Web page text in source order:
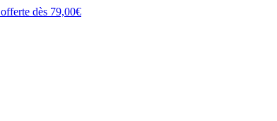
offerte dès 79,00€